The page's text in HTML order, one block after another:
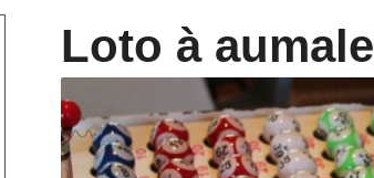
Loto à aumale